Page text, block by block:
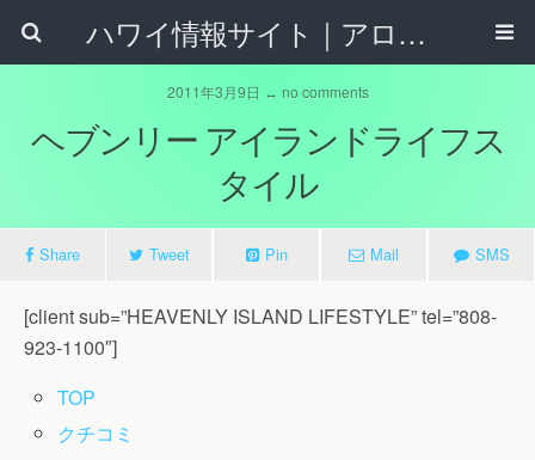
ハワイ情報サイト｜アロハタウンネット
2011年3月9日 ↔ no comments
ヘブンリー アイランドライフス
タイル
Share Tweet Pin Mail SMS
[client sub=”HEAVENLY ISLAND LIFESTYLE” tel=”808-
923-1100″]
TOP
クチコミ